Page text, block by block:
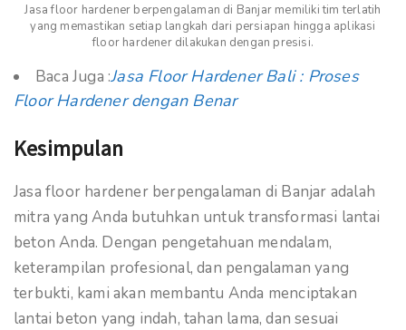
Jasa floor hardener berpengalaman di Banjar memiliki tim terlatih
yang memastikan setiap langkah dari persiapan hingga aplikasi
floor hardener dilakukan dengan presisi.
Baca Juga :Jasa Floor Hardener Bali : Proses
Floor Hardener dengan Benar
Kesimpulan
Jasa floor hardener berpengalaman di Banjar adalah
mitra yang Anda butuhkan untuk transformasi lantai
beton Anda. Dengan pengetahuan mendalam,
keterampilan profesional, dan pengalaman yang
terbukti, kami akan membantu Anda menciptakan
lantai beton yang indah, tahan lama, dan sesuai